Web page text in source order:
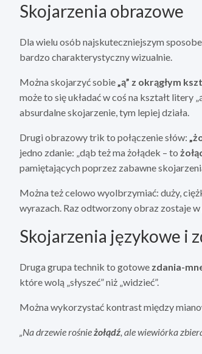
Skojarzenia obrazowe
Dla wielu osób najskuteczniejszym
bardzo charakterystyczny wizualnie.
Można skojarzyć sobie„ą” z okrągłym
może to się układać w coś na kształt litery
absurdalne skojarzenie, tym lepiej działa.
Drugi obrazowy trik to połączenie słów:
jedno zdanie: „dąb też ma żołądek – to
pamiętających poprzez zabawne
Można też celowo wyolbrzymiać: duży,
wyrazach. Raz odtworzony obraz zostaje w
Skojarzenia językowe i
Druga grupa technik to gotowe zdania-
które wolą „słyszeć” niż „widzieć”.
Można wykorzystać kontrast między
„Na drzewie rośnieżołądź, ale wiewiórka